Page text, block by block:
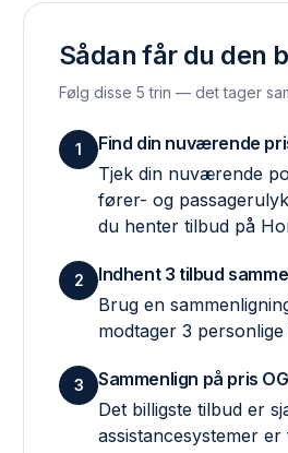
Sådan får du den
Følg disse 5 trin — det tager
1
Find din nuværende
Tjek din nuværende
fører- og
du henter tilbud på
2
Indhent 3 tilbud
Brug en
modtager 3
3
Sammenlign på pris
Det billigste tilbud er
assistance­systemer